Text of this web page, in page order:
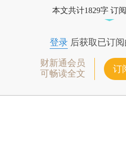
本文共计1829字 订
登录后获取已订阅
财新通会员
可畅读全文
订